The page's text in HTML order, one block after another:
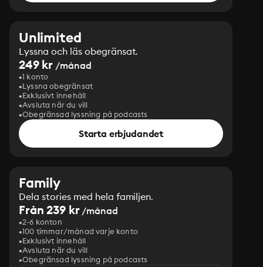
Unlimited
Lyssna och läs obegränsat.
249 kr /månad
1 konto
Lyssna obegränsat
Exklusivt innehåll
Avsluta när du vill
Obegränsad lyssning på podcasts
Starta erbjudandet
Family
Dela stories med hela familjen.
Från 239 kr/månad
2-6 konton
100 timmar/månad varje konto
Exklusivt innehåll
Avsluta när du vill
Obegränsad lyssning på podcasts